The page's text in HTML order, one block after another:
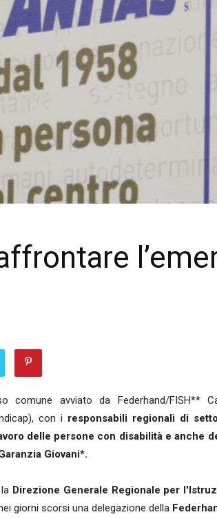
comune avviato da Federhand/FISH**
con i responsabili regionali di
delle persone con disabilità e anche
Giovani*.
Direzione Generale Regionale per
giorni scorsi una delegazione della